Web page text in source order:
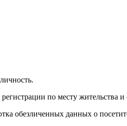
по месту жительства
обезличенных данных о